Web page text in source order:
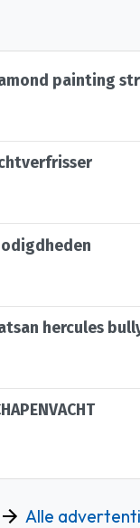
painting
hercules
Alle